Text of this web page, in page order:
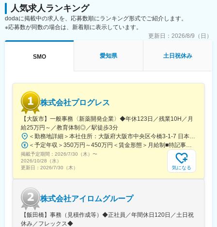
■同社の教育体制：同社は同業他社からの転職だけでなく、看護師
など未経験で転職してくる方も多いです。そのため教育体制が充
実しています。入社は原則偶数月と決まっており、同期入社者と
ともに2週間弱本社にて集合研修を行います。会社のことや業務を
遂行する上で必要な法令から実務まで座学中心でロープレを交え
業務を引継ぎながらOJT担当者とともに医療機関へ同行するな
てるようになります。なお、その後も定期的に中途入社者に対し
てフォローを行う体制が整っています。
■同社の魅力：
・チームワーク：通常は1人で業務にあたることが多いですが、困
ったときや先輩や上司がサポートしてくれるため、安心して進め
られます。また、家族の急な体調不良や突発休の場合にも周囲が
代理対応をしてくれる風土があり、チームワークが強みです。
・働きやすい環境：2019年度の月間の平均残業時間は12.1時間で
した。管理職における女性比率も63.6%と、ライフイベントの多
い女性も活躍しやすい環境です。正社員の場合、転勤可能性はあ
りますが、定期的にあるものではなく適性や希望に応じて配置し
変更の範囲：会社の定める業務
人気求人ランキング
dodaに掲載中の求人を、応募数順にランキング形式でご紹介します。
※応募数が同数の場合は、新着順に表示しています。
更新日： 2026/8/9（日）
SMO 愛知県 土日祝休み
株式会社プログレス
【大阪市】一般事務〈新薬開発企業〉◆年休123日／残業10H／月
給25万円～／教育体制◎／駅徒歩3分
＜勤務地詳細＞本社住所：大阪府大阪市中央区今橋3-1-7 日本生命今橋ビル受動喫煙対策：屋内全面禁煙変更の範囲：無
＜予定年収＞350万円～450万円＜賃金形態＞月給制■特記事項なし＜賃金内訳＞月額（基本給）：232,000円～260,000円固定残業手当/月：18,000円～20,000円（固定残業時間10時間0分/月）超過した時間外労働の残業手当は追加支給＜月給＞250,000円～280,000円（一律手当を含む）＜昇給有無＞有＜残業手当＞有＜給与補足＞■賞与（年4回）：初年度0.7か月分、2年目以降1.4か月（変動有）■昇給（年1回以上）＊通勤手当（全額）＊住宅手当＊習い事支援手当 （社員が契約した習い事を上限7,000円として80％を支給）＊医療費補助手当 （社員とその両親の保険診療の医療費の自己負担額の50％を支給）賃金はあくまでも目安の金額であり、選考を通じて上下する可能性があります。月給(月額)は固定手当を含めた表記です。
掲載予定期間： 2026/7/30（木） 〜
2026/10/28（水）
更新日： 2026/7/30（木） 気になる
株式会社アイロムグループ
【飯田橋】事務（見積作成等）◆正社員／年間休日120日／土日祝
休み／フレックス◆